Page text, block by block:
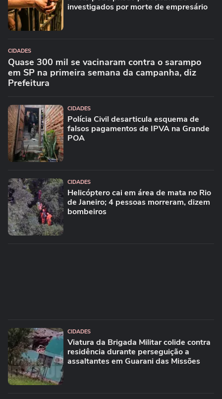
investigados por morte de empresário
CIDADES
Quase 300 mil se vacinaram contra o sarampo
em SP na primeira semana da campanha, diz
Prefeitura
CIDADES
Polícia Civil desarticula esquema de
falsos pagamentos de IPVA na Grande
POA
CIDADES
Helicóptero cai em área de mata no Rio
de Janeiro; 4 pessoas morreram, dizem
bombeiros
CIDADES
Viatura da Brigada Militar colide contra
residência durante perseguição a
assaltantes em Guarani das Missões